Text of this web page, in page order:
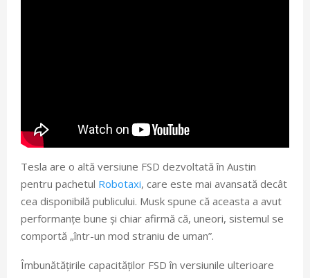
Tesla are o altă versiune FSD dezvoltată în Austin
pentru pachetul Robotaxi, care este mai avansată decât
cea disponibilă publicului. Musk spune că aceasta a avut
performanțe bune și chiar afirmă că, uneori, sistemul se
comportă „într-un mod straniu de uman”.
Îmbunătățirile capacităților FSD în versiunile ulterioare